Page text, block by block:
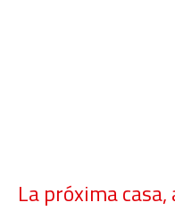
La próxima